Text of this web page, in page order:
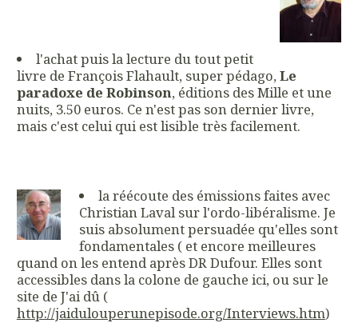
l'achat puis la lecture du tout petit
livre de François Flahault, super pédago,Le
paradoxe de Robinson, éditions des Mille et une
nuits, 3.50 euros. Ce n'est pas son dernier livre,
mais c'est celui qui est lisible très facilement.
la réécoute des émissions faites avec
Christian Laval sur l'ordo-libéralisme. Je
suis absolument persuadée qu'elles sont
fondamentales ( et encore meilleures
quand on les entend après DR Dufour. Elles sont
accessibles dans la colone de gauche ici, ou sur le
site de J'ai dû (
http://jaidulouperunepisode.org/Interviews.htm)